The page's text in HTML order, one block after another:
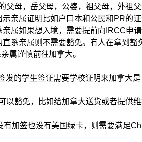
父母，岳父母，公婆，祖父母，外祖
亲属证明比如户口本和公民和PR的证
属如果想入境，需要提前向IRCC申请
系亲属则不需要豁免。有人在拿到豁
属谨慎前往加拿大。
发的学生签证需要学校证明来加拿大是
以豁免，比如给加拿大送货或者提供
加签也没有美国绿卡，则需要满足